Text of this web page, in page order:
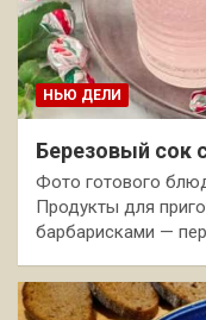
НЬЮ ДЕЛИ
Березовый сок
Фото готового
Продукты для
барбарисками —